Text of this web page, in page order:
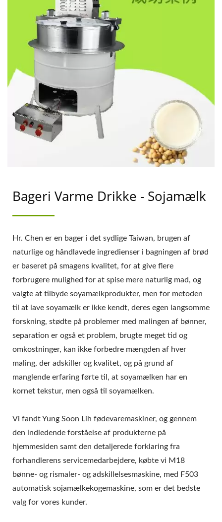
din forretningsvækst og succes.
Bageri Varme Drikke - Sojamælk
Hr. Chen er en bager i det sydlige Taiwan, brugen af
naturlige og håndlavede ingredienser i bagningen af brød
er baseret på smagens kvalitet, for at give flere
forbrugere mulighed for at spise mere naturlig mad, og
valgte at tilbyde soyamælkprodukter, men for metoden
til at lave soyamælk er ikke kendt, deres egen langsomme
forskning, stødte på problemer med malingen af bønner,
separation er også et problem, brugte meget tid og
omkostninger, kan ikke forbedre mængden af hver
maling, der adskiller og kvalitet, og på grund af
manglende erfaring førte til, at soyamælken har en
kornet tekstur, men også til soyamælken.
Vi fandt Yung Soon Lih fødevaremaskiner, og gennem
den indledende forståelse af produkterne på
hjemmesiden samt den detaljerede forklaring fra
forhandlerens servicemedarbejdere, købte vi M18
bønne- og rismaler- og adskillelsesmaskine, med F503
automatisk sojamælkekogemaskine, som er det bedste
valg for vores kunder.